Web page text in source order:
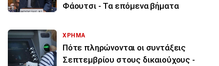
Φάουτσι - Τα επόμενα βήματα
ΧΡΗΜΑ
Πότε πληρώνονται οι συντάξεις
Σεπτεμβρίου στους δικαιούχους -